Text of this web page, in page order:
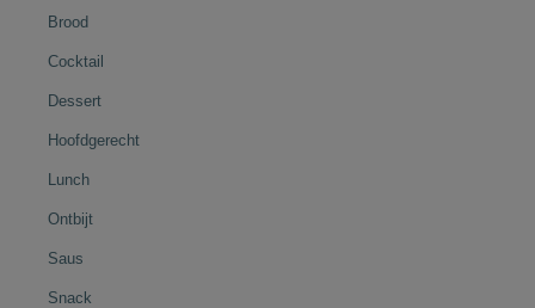
Brood
Cocktail
Dessert
Hoofdgerecht
Lunch
Ontbijt
Saus
Snack